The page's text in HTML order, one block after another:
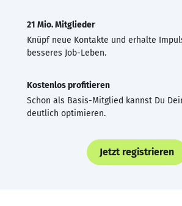
21 Mio. Mitglieder
Knüpf neue Kontakte und erhalte
besseres Job-Leben.
Kostenlos profitieren
Schon als Basis-Mitglied kannst Du
deutlich optimieren.
Jetzt registrieren